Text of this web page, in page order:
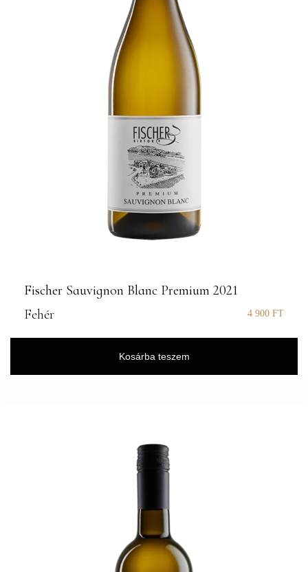
Fischer Sauvignon Blanc Premium 2021
Fehér
4 900 FT
Kosárba teszem